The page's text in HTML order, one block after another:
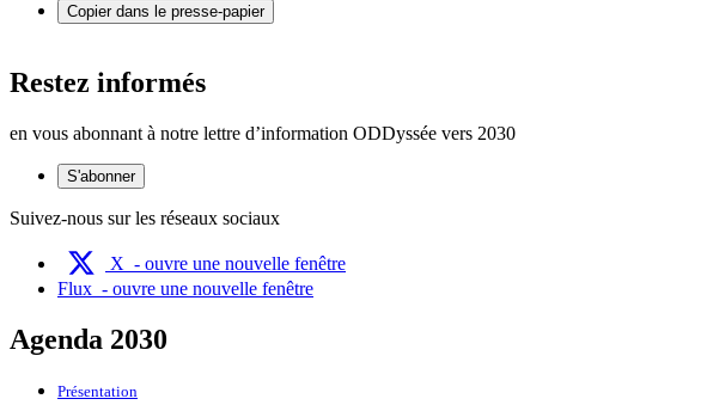
Copier dans le presse-papier
Restez informés
en vous abonnant à notre lettre d’information ODDyssée vers 2030
S'abonner
Suivez-nous sur les réseaux sociaux
X - ouvre une nouvelle fenêtre
Flux - ouvre une nouvelle fenêtre
Agenda 2030
Présentation